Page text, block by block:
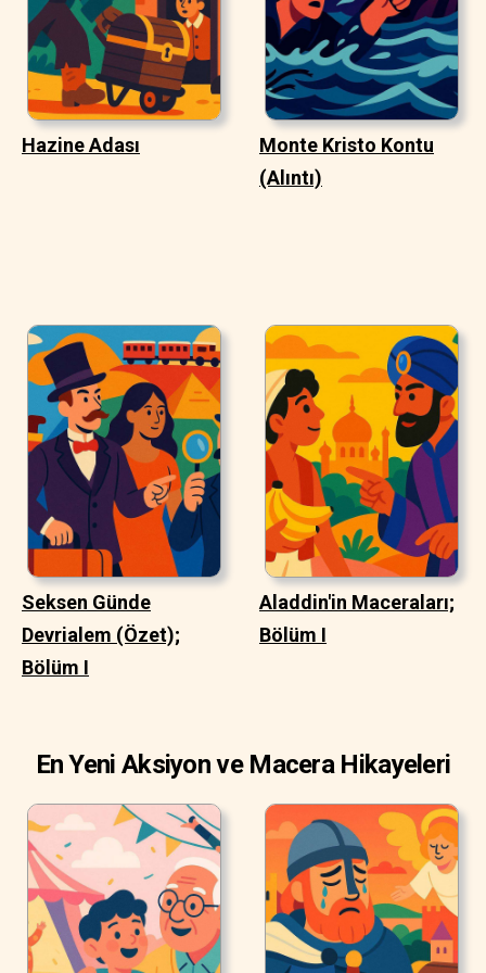
Hazine Adası
Monte Kristo Kontu
(Alıntı)
Seksen Günde
Devrialem (Özet);
Bölüm I
Aladdin'in Maceraları;
Bölüm I
En Yeni Aksiyon ve Macera Hikayeleri